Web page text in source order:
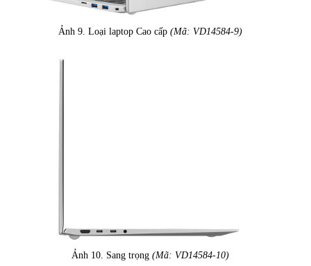
Ảnh 9. Loại laptop Cao cấp (Mã: VD14584-9)
Ảnh 10. Sang trọng (Mã: VD14584-10)